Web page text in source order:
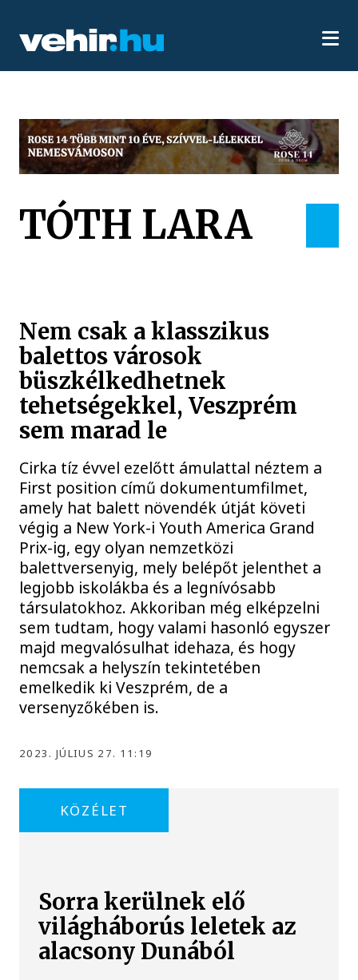
TÓTH LARA
Nem csak a klasszikus
balettos városok
büszkélkedhetnek
tehetségekkel, Veszprém
sem marad le
Cirka tíz évvel ezelőtt ámulattal néztem a
First position című dokumentumfilmet,
amely hat balett növendék útját követi
végig a New York-i Youth America Grand
Prix-ig, egy olyan nemzetközi
balettversenyig, mely belépőt jelenthet a
legjobb iskolákba és a legnívósabb
társulatokhoz. Akkoriban még elképzelni
sem tudtam, hogy valami hasonló egyszer
majd megvalósulhat idehaza, és hogy
nemcsak a helyszín tekintetében
emelkedik ki Veszprém, de a
versenyzőkében is.
2023. JÚLIUS 27. 11:19
KÖZÉLET
Sorra kerülnek elő
világháborús leletek az
alacsony Dunából